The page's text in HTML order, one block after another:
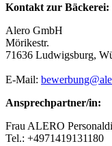
Kontakt zur Bäckerei:
Alero GmbH
Mörikestr.
71636 Ludwigsburg,
E-Mail:
Ansprechpartner/in:
Frau ALERO
Tel.: +4971419131180